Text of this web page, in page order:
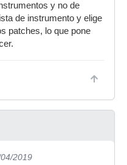
y no de
de instrumento y elige
patches, lo que pone
2019